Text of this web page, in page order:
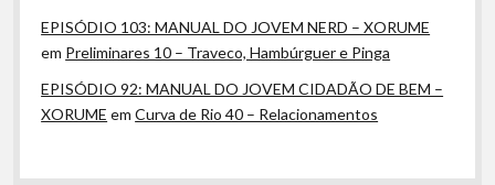
EPISÓDIO 103: MANUAL DO JOVEM NERD – XORUME
em Preliminares 10 – Traveco, Hambúrguer e Pinga
EPISÓDIO 92: MANUAL DO JOVEM CIDADÃO DE BEM –
XORUME emCurva de Rio 40 – Relacionamentos